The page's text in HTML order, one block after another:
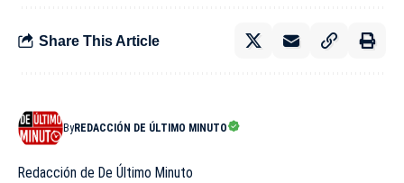
Share This Article
ByREDACCIÓN DE ÚLTIMO MINUTO
Redacción de De Último Minuto